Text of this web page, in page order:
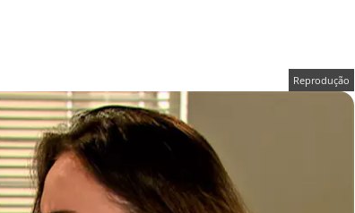
Reprodução